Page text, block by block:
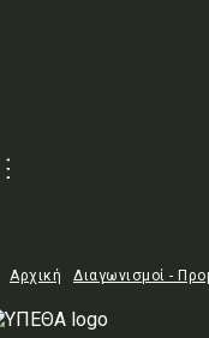
Αρχική Διαγωνισμοί -